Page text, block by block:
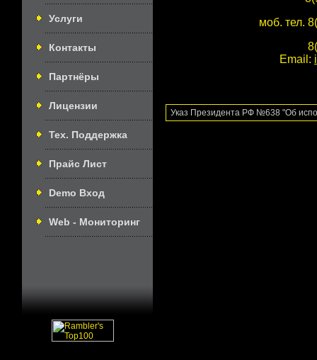
Услуги
Контакты
Партнёры
Лицензии
Тех. Поддержка
Прайс Лист
Demo Вход
Web - Мониторинг
моб. тел.
Email:
Указ Президента РФ №638 "Об